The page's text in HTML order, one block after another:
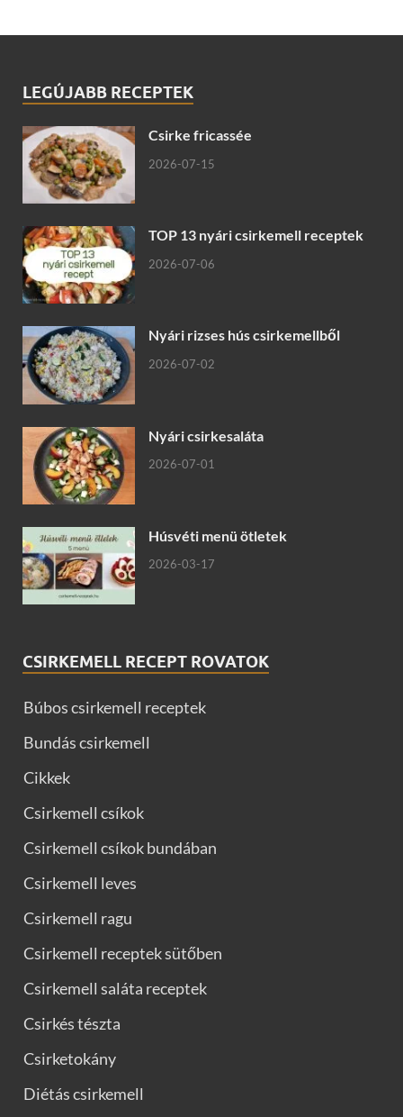
LEGÚJABB RECEPTEK
Csirke fricassée
2026-07-15
TOP 13 nyári csirkemell receptek
2026-07-06
Nyári rizses hús csirkemellből
2026-07-02
Nyári csirkesaláta
2026-07-01
Húsvéti menü ötletek
2026-03-17
CSIRKEMELL RECEPT ROVATOK
Búbos csirkemell receptek
Bundás csirkemell
Cikkek
Csirkemell csíkok
Csirkemell csíkok bundában
Csirkemell leves
Csirkemell ragu
Csirkemell receptek sütőben
Csirkemell saláta receptek
Csirkés tészta
Csirketokány
Diétás csirkemell